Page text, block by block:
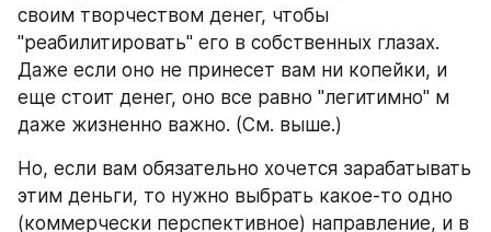
своим творчеством денег, чтобы
"реабилитировать" его в собственных глазах.
Даже если оно не принесет вам ни копейки, и
еще стоит денег, оно все равно "легитимно" м
даже жизненно важно. (См. выше.)
Но, если вам обязательно хочется зарабатывать
этим деньги, то нужно выбрать какое-то одно
(коммерчески перспективное) направление, и в